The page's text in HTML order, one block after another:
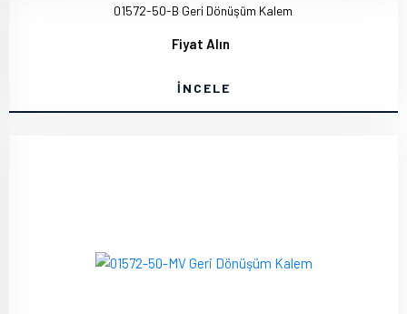
01572-50-B Geri Dönüşüm Kalem
Fiyat Alın
İNCELE